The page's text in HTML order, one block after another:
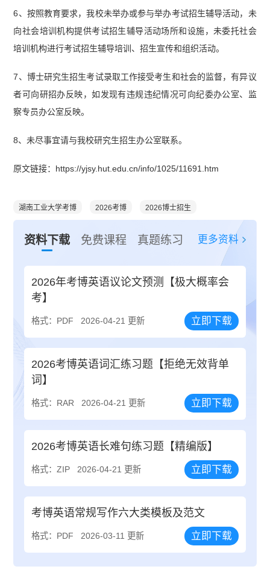
6、按照教育要求，我校未举办或参与举办考试招生辅导活动，未
向社会培训机构提供考试招生辅导活动场所和设施，未委托社会
培训机构进行考试招生辅导培训、招生宣传和组织活动。
7、博士研究生招生考试录取工作接受考生和社会的监督，有异议
者可向研招办反映，如发现有违规违纪情况可向纪委办公室、监
察专员办公室反映。
8、未尽事宜请与我校研究生招生办公室联系。
原文链接：https://yjsy.hut.edu.cn/info/1025/11691.htm
湖南工业大学考博 2026考博 2026博士招生
资料下载 免费课程 真题练习 更多资料
2026年考博英语议论文预测【极大概率会
考】
格式：PDF 2026-04-21 更新 立即下载
2026考博英语词汇练习题【拒绝无效背单
词】
格式：RAR 2026-04-21 更新 立即下载
2026考博英语长难句练习题【精编版】
格式：ZIP 2026-04-21 更新 立即下载
考博英语常规写作六大类模板及范文
格式：PDF 2026-03-11 更新 立即下载